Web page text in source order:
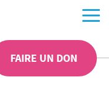
FAIRE UN DON